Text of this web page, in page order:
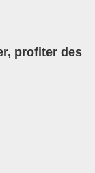
profiter des